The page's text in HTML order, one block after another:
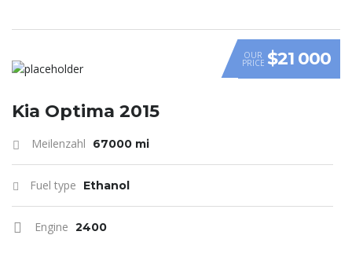
OUR
PRICE $21 000
Kia Optima 2015
Meilenzahl 67000 mi
Fuel type Ethanol
Engine 2400